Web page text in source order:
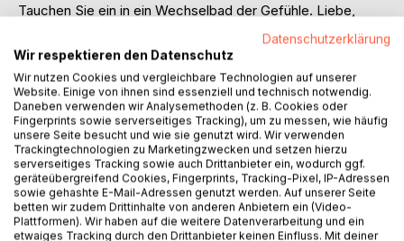
Tauchen Sie ein in ein Wechselbad der Gefühle. Liebe,
sinnliche Passagen, gepaart mit spannenden und auch
traurigen, ergreifenden Momenten.
Begleiten Sie Julian, den erfolgreichen, gut aussehenden
Stararchitekten, auf dem steinigen Weg zum großen Glück.
Von Amors Pfeil gleich mehrfach getroffen, wird Julian zum
Spielball des Schicksals.
Lassen Sie sich entführen in das maritime Flair der Insel
Mallorca. Nehmen Sie teil an Julians Leben in seiner neuen
Villa, hoch oben in den Bergen, über dem Hafen von Port
Andratx.
Datenschutzerklärung
Wir respektieren den Datenschutz
Wir nutzen Cookies und vergleichbare Technologien auf unserer
Website. Einige von ihnen sind essenziell und technisch notwendig.
Daneben verwenden wir Analysemethoden (z. B. Cookies oder
Fingerprints sowie serverseitiges Tracking), um zu messen, wie häufig
unsere Seite besucht und wie sie genutzt wird. Wir verwenden
Trackingtechnologien zu Marketingzwecken und setzen hierzu
serverseitiges Tracking sowie auch Drittanbieter ein, wodurch ggf.
geräteübergreifend Cookies, Fingerprints, Tracking-Pixel, IP-Adressen
sowie gehashte E-Mail-Adressen genutzt werden. Auf unserer Seite
betten wir zudem Drittinhalte von anderen Anbietern ein (Video-
Plattformen). Wir haben auf die weitere Datenverarbeitung und ein
etwaiges Tracking durch den Drittanbieter keinen Einfluss. Mit deiner